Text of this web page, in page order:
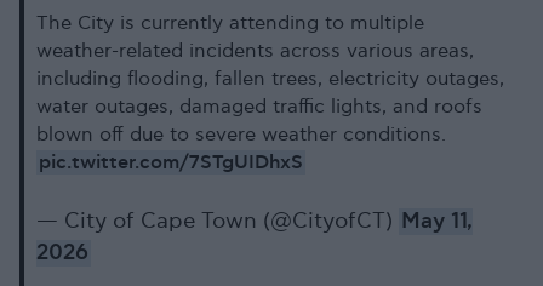
The City is currently attending to multiple
weather-related incidents across various areas,
including flooding, fallen trees, electricity outages,
water outages, damaged traffic lights, and roofs
blown off due to severe weather conditions.
pic.twitter.com/7STgUIDhxS
— City of Cape Town (@CityofCT) May 11,
2026